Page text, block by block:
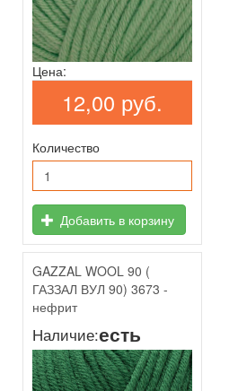
Цена:
12,00 руб.
Количество
Добавить в корзину
GAZZAL WOOL 90 (
ГАЗЗАЛ ВУЛ 90) 3673 -
нефрит
Наличие:есть